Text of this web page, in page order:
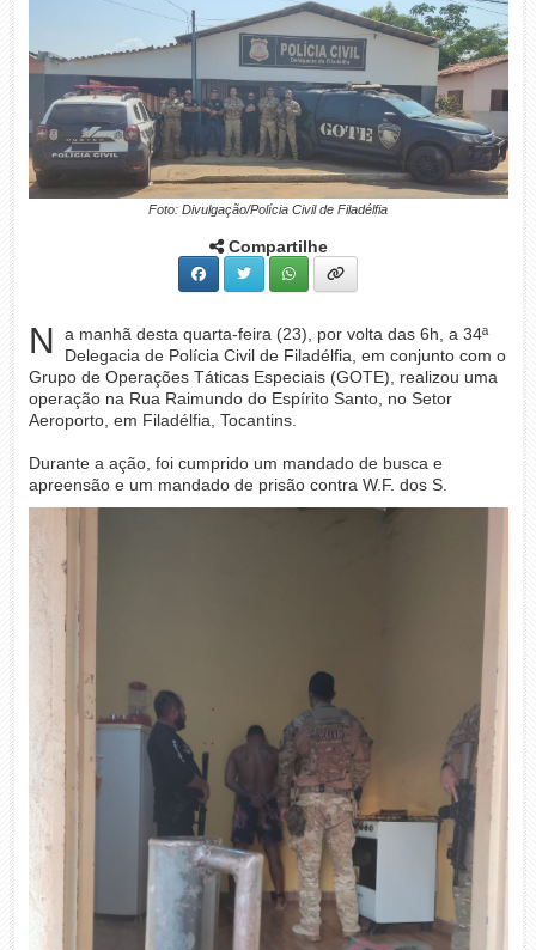
Foto: Divulgação/Polícia Civil de Filadélfia
Compartilhe
N
a manhã desta quarta-feira (23), por volta das 6h, a 34ª
Delegacia de Polícia Civil de Filadélfia, em conjunto com o
Grupo de Operações Táticas Especiais (GOTE), realizou uma
operação na Rua Raimundo do Espírito Santo, no Setor
Aeroporto, em Filadélfia, Tocantins.
Durante a ação, foi cumprido um mandado de busca e
apreensão e um mandado de prisão contra W.F. dos S.